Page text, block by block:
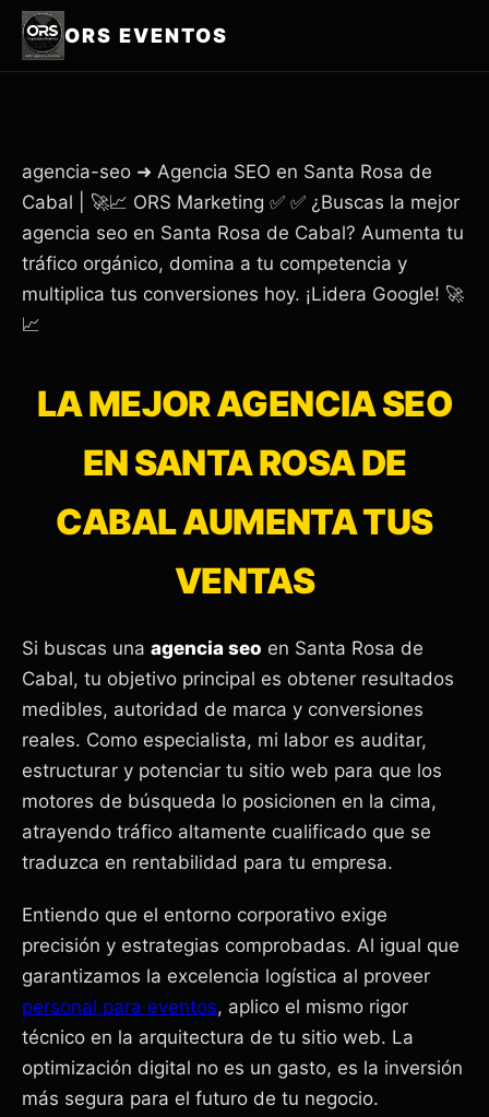
ORS EVENTOS
agencia-seo ➜ Agencia SEO en Santa Rosa de
Cabal | 🚀📈 ORS Marketing ✅ ✅ ¿Buscas la mejor
agencia seo en Santa Rosa de Cabal? Aumenta tu
tráfico orgánico, domina a tu competencia y
multiplica tus conversiones hoy. ¡Lidera Google! 🚀
📈
LA MEJOR AGENCIA SEO
EN SANTA ROSA DE
CABAL AUMENTA TUS
VENTAS
Si buscas una agencia seo en Santa Rosa de
Cabal, tu objetivo principal es obtener resultados
medibles, autoridad de marca y conversiones
reales. Como especialista, mi labor es auditar,
estructurar y potenciar tu sitio web para que los
motores de búsqueda lo posicionen en la cima,
atrayendo tráfico altamente cualificado que se
traduzca en rentabilidad para tu empresa.
Entiendo que el entorno corporativo exige
precisión y estrategias comprobadas. Al igual que
garantizamos la excelencia logística al proveer
personal para eventos, aplico el mismo rigor
técnico en la arquitectura de tu sitio web. La
optimización digital no es un gasto, es la inversión
más segura para el futuro de tu negocio.